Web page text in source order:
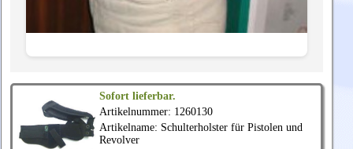
Sofort lieferbar.
Artikelnummer: 1260130
Artikelname: Schulterholster für Pistolen und
Revolver